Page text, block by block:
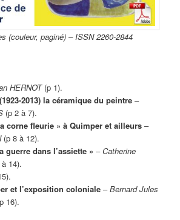
(couleur, paginé) – ISSN 2260-2844
HERNOT (p 1).
2013) la céramique du peintre–
(p 2 à 7).
corne fleurie » à Quimper et ailleurs–
(p 8 à 12).
guerre dans l’assiette » –Catherine
14).
et l’exposition coloniale–Bernard Jules
16).